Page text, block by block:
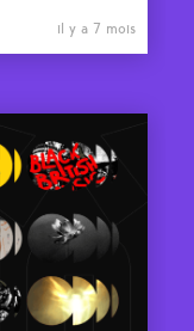
il y a 7 mois